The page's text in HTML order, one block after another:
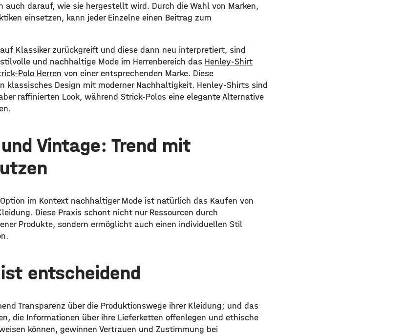
auch darauf, wie sie hergestellt wird. Durch die Wahl von Marken,
einsetzen, kann jeder Einzelne einen Beitrag zum
Klassiker zurückgreift und diese dann neu interpretiert, sind
und nachhaltige Mode im Herrenbereich das Henley-Shirt
Polo Herren von einer entsprechenden Marke. Diese
klassisches Design mit moderner Nachhaltigkeit. Henley-Shirts sind
raffinierten Look, während Strick-Polos eine elegante Alternative
Vintage: Trend mit
im Kontext nachhaltiger Mode ist natürlich das Kaufen von
Diese Praxis schont nicht nur Ressourcen durch
Produkte, sondern ermöglicht auch einen individuellen Stil
entscheidend
Transparenz über die Produktionswege ihrer Kleidung; und das
die Informationen über ihre Lieferketten offenlegen und ethische
können, gewinnen Vertrauen und Zustimmung bei